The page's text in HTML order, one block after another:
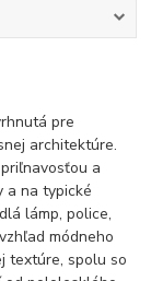
pre
architektúre.
a
a na typické
lámp, police,
módneho
textúre, spolu so